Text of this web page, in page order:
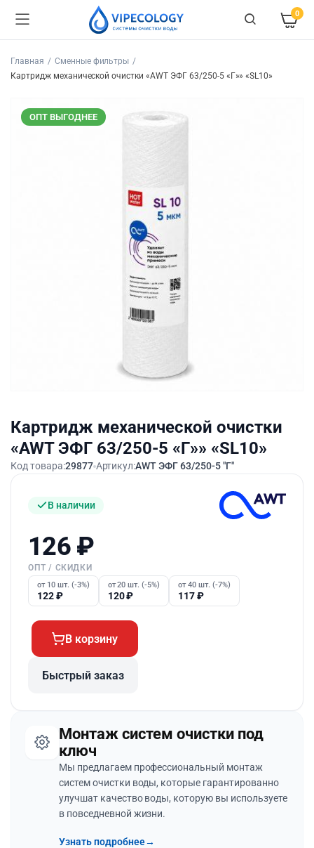
0
Главная
Сменные фильтры
Картридж механической очистки «AWT ЭФГ 63/250-5 «Г»» «SL10»
ОПТ ВЫГОДНЕЕ
Картридж механической очистки
«AWT ЭФГ 63/250-5 «Г»» «SL10»
Код товара:29877 Артикул:AWT ЭФГ 63/250-5 "Г"
В наличии
126 ₽
ОПТ / СКИДКИ
от 10 шт. (-3%)
122₽
от 20 шт. (-5%)
120₽
от 40 шт. (-7%)
117₽
В корзину
Быстрый заказ
Монтаж систем очистки под
ключ
Мы предлагаем профессиональный монтаж
систем очистки воды, которые гарантированно
улучшат качество воды, которую вы используете
в повседневной жизни.
Узнать подробнее→